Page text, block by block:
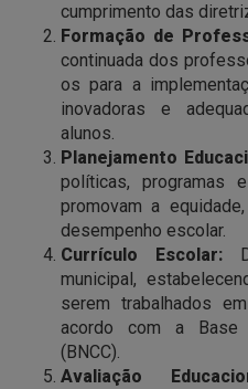
cumprimento das
Formação de
continuada dos
os para a
inovadoras e
alunos.
Planejamento
políticas, programas
promovam a
desempenho escolar.
Currículo Escolar:
municipal,
serem trabalhados
acordo com a Base
(BNCC).
Avaliação